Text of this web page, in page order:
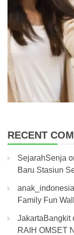
RECENT
SejarahSenja
Baru Stasiun
anak_indonesia
Family Fun
JakartaBangkit
RAIH OMSET